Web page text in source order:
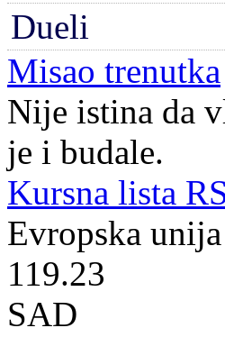
Dueli
Misao trenutka
Nije istina da
je i budale.
Kursna lista
Evropska unija
119.23
SAD